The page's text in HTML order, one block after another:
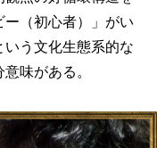
（初心者）」がい
う文化生態系的な
味がある。